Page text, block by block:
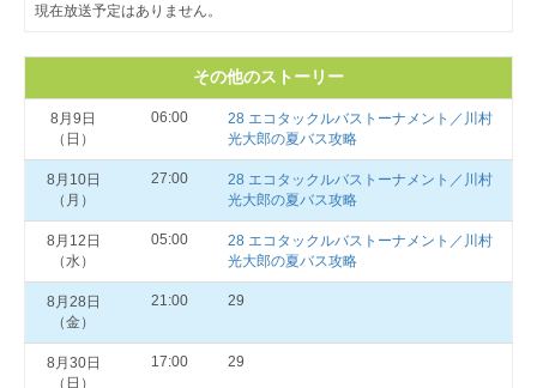
現在放送予定はありません。
その他のストーリー
8月9日
（日）
06:00
28 エコタックルバストーナメント／川村
光大郎の夏バス攻略
8月10日
（月）
27:00
28 エコタックルバストーナメント／川村
光大郎の夏バス攻略
8月12日
（水）
05:00
28 エコタックルバストーナメント／川村
光大郎の夏バス攻略
8月28日
（金）
21:00 29
8月30日
（日）
17:00 29